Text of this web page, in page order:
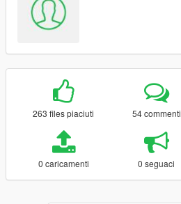
263 files piaciuti 54 commenti
0 caricamenti 0 seguaci